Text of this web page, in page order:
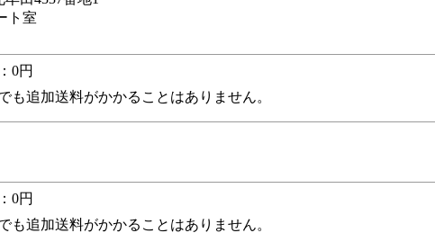
ト室
0円
も追加送料がかかることはありません。
0円
も追加送料がかかることはありません。